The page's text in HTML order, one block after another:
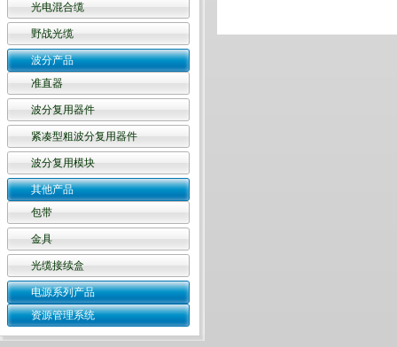
光电混合缆
野战光缆
波分产品
准直器
波分复用器件
紧凑型粗波分复用器件
波分复用模块
其他产品
包带
金具
光缆接续盒
电源系列产品
资源管理系统